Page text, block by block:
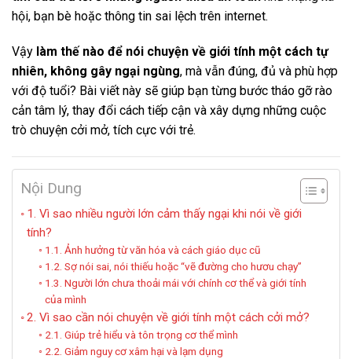
hội, bạn bè hoặc thông tin sai lệch trên internet.
Vậy làm thế nào để nói chuyện về giới tính một cách tự
nhiên, không gây ngại ngùng, mà vẫn đúng, đủ và phù hợp
với độ tuổi? Bài viết này sẽ giúp bạn từng bước tháo gỡ rào
cản tâm lý, thay đổi cách tiếp cận và xây dựng những cuộc
trò chuyện cởi mở, tích cực với trẻ.
Nội Dung
1. Vì sao nhiều người lớn cảm thấy ngại khi nói về giới
tính?
1.1. Ảnh hưởng từ văn hóa và cách giáo dục cũ
1.2. Sợ nói sai, nói thiếu hoặc “vẽ đường cho hươu chạy”
1.3. Người lớn chưa thoải mái với chính cơ thể và giới tính
của mình
2. Vì sao cần nói chuyện về giới tính một cách cởi mở?
2.1. Giúp trẻ hiểu và tôn trọng cơ thể mình
2.2. Giảm nguy cơ xâm hại và lạm dụng